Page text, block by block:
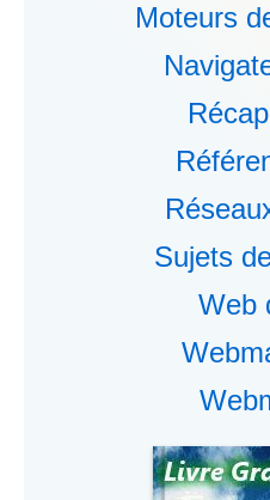
Moteurs
Sujets
Web